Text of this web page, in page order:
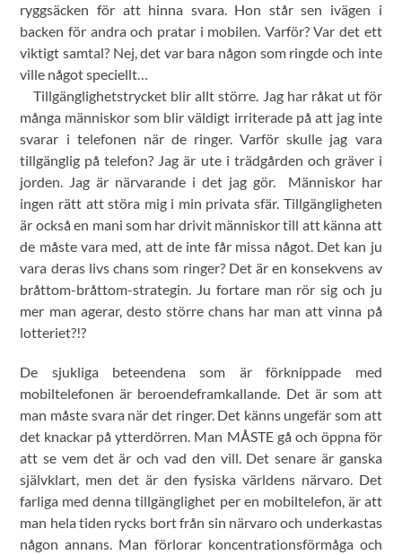
ryggsäcken för att hinna svara. Hon står sen ivägen i
backen för andra och pratar i mobilen. Varför? Var det ett
viktigt samtal? Nej, det var bara någon som ringde och inte
ville något speciellt…
Tillgänglighetstrycket blir allt större. Jag har råkat ut för
många människor som blir väldigt irriterade på att jag inte
svarar i telefonen när de ringer. Varför skulle jag vara
tillgänglig på telefon? Jag är ute i trädgården och gräver i
jorden. Jag är närvarande i det jag gör. Människor har
ingen rätt att störa mig i min privata sfär. Tillgängligheten
är också en mani som har drivit människor till att känna att
de måste vara med, att de inte får missa något. Det kan ju
vara deras livs chans som ringer? Det är en konsekvens av
bråttom-bråttom-strategin. Ju fortare man rör sig och ju
mer man agerar, desto större chans har man att vinna på
lotteriet?!?
De sjukliga beteendena som är förknippade med
mobiltelefonen är beroendeframkallande. Det är som att
man måste svara när det ringer. Det känns ungefär som att
det knackar på ytterdörren. Man MÅSTE gå och öppna för
att se vem det är och vad den vill. Det senare är ganska
självklart, men det är den fysiska världens närvaro. Det
farliga med denna tillgänglighet per en mobiltelefon, är att
man hela tiden rycks bort från sin närvaro och underkastas
någon annans. Man förlorar koncentrationsförmåga och